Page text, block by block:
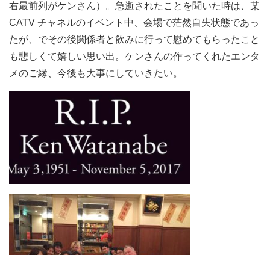
右最前列がケンさん）。急逝されたことを聞いた時は、某
CATV チャネルのイベント中、会場で茫然自失状態であっ
たが、でその後関係者と飲みに行って慰めてもらったこと
も悲しくて嬉しい思い出。ケンさんの作ってくれたエンタ
メのご縁、今後も大事にしていきたい。